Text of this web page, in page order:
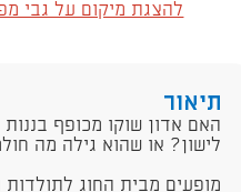
להצגת מיקום על גבי
תיאור
האם אדון שוקו מכופף
לישון? או שהוא גילה מה
מופעים מבית החוג לתולדות